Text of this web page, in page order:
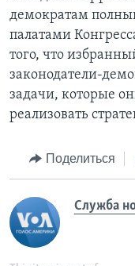
демократам
палатами
того, что
законодатели-
задачи, которые
реализовать
Поделиться
Служба